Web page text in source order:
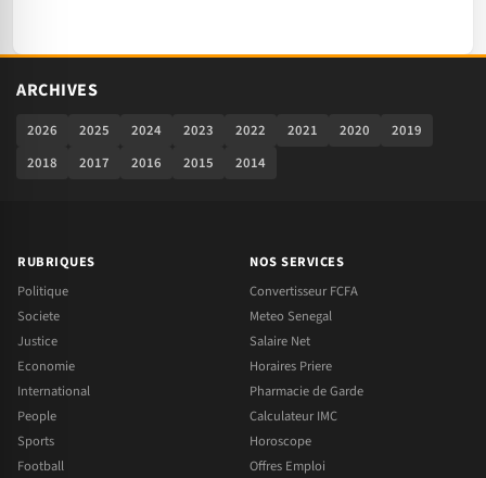
ARCHIVES
2026 2025 2024 2023 2022 2021 2020
2019
2018
2017 2016 2015 2014
RUBRIQUES
Politique
Societe
Justice
Economie
International
People
Sports
Football
NOS SERVICES
Convertisseur FCFA
Meteo Senegal
Salaire Net
Horaires Priere
Pharmacie de Garde
Calculateur IMC
Horoscope
Offres Emploi